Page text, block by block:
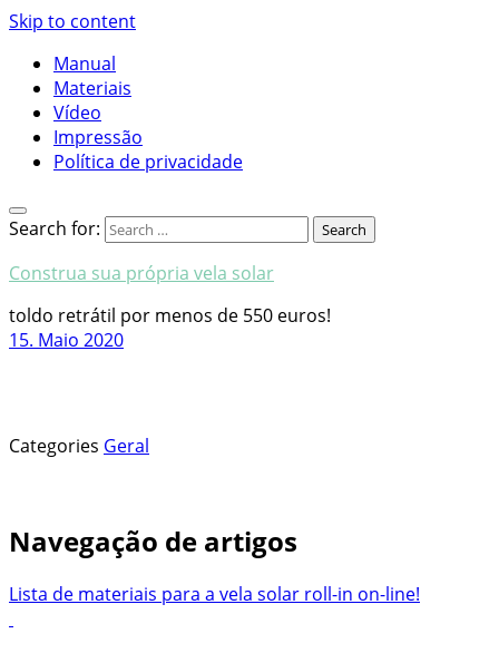
Skip to content
Manual
Materiais
Vídeo
Impressão
Política de privacidade
Search for:
Construa sua própria vela solar
toldo retrátil por menos de 550 euros!
15. Maio 2020
Categories Geral
Navegação de artigos
Lista de materiais para a vela solar roll-in on-line!